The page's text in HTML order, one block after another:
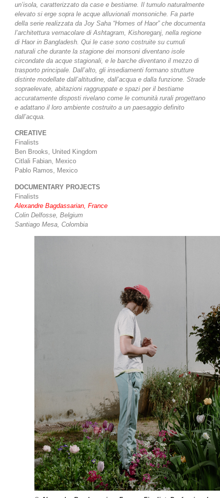
un’isola, caratterizzato da case e bestiame. Il tumulo naturalmente
elevato si erge sopra le acque alluvionali monsoniche. Fa parte
della serie realizzata da Joy Saha “Homes of Haor” che documenta
l’architettura vernacolare di Ashtagram, Kishoreganj, nella regione
di Haor in Bangladesh. Qui le case sono costruite su cumuli
naturali che durante la stagione dei monsoni diventano isole
circondate da acque stagionali, e le barche diventano il mezzo di
trasporto principale. Dall’alto, gli insediamenti formano strutture
distinte modellate dall’altitudine, dall’acqua e dalla funzione. Strade
sopraelevate, abitazioni raggruppate e spazi per il bestiame
accuratamente disposti rivelano come le comunità rurali progettano
e adattano il loro ambiente costruito a un paesaggio definito
dall’acqua.
CREATIVE
Finalists
Ben Brooks, United Kingdom
Citlali Fabian, Mexico
Pablo Ramos, Mexico
DOCUMENTARY PROJECTS
Finalists
Alexandre Bagdassarian, France
Colin Delfosse, Belgium
Santiago Mesa, Colombia